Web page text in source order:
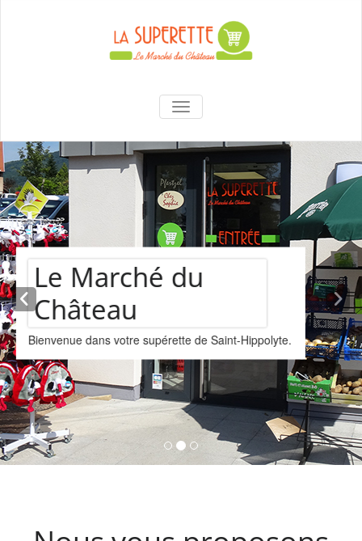
content
La Superette –
le marché du
château
AFFICHER/MASQUER LA
Assortiment de
vins
Nous vous proposons un assortiments de vins
provenant de la cave Les Faîtières à Orschwiller-
Kintzheim-St-Hippolyte.